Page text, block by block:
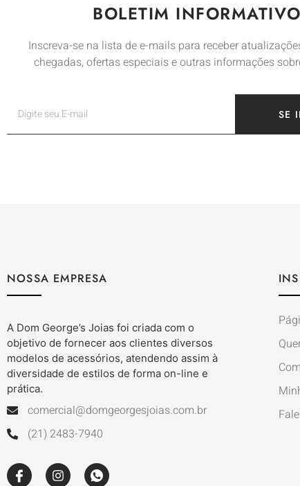
BOLETIM INFORMATIVO
Inscreva-se na lista de e-mails para receber
chegadas, ofertas especiais e outras informações
SE
NOSSA EMPRESA
A Dom George’s Joias foi criada com o
objetivo de fornecer aos clientes diversos
modelos de acessórios, atendendo assim à
diversidade de estilos de forma on-line e
prática.
comercial@domgeorgesjoias.com.br
(21) 2483-7940